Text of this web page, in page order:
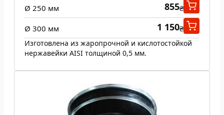
Ø 250 мм 855₴
Ø 300 мм 1 150₴
Изготовлена из жаропрочной и кислотостойкой
нержавейки AISI толщиной 0,5 мм.